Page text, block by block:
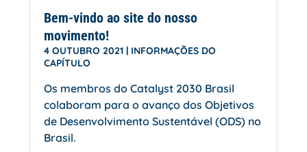
Bem-vindo ao site do nosso
movimento!
4 OUTUBRO 2021| INFORMAÇÕES DO
CAPÍTULO
Os membros do Catalyst 2030 Brasil
colaboram para o avanço dos Objetivos
de Desenvolvimento Sustentável (ODS) no
Brasil.